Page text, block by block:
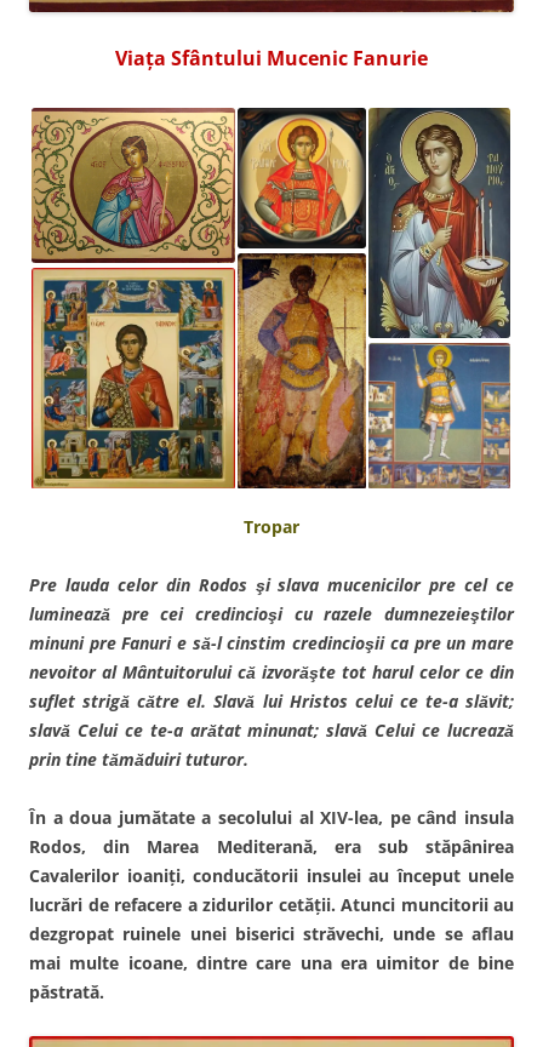
Viața Sfântului Mucenic Fanurie
Tropar
Pre lauda celor din Rodos şi slava mucenicilor pre cel ce
luminează pre cei credincioşi cu razele dumnezeieştilor
minuni pre Fanuri e să-l cinstim credincioşii ca pre un mare
nevoitor al Mântuitorului că izvorăşte tot harul celor ce din
suflet strigă către el. Slavă lui Hristos celui ce te-a slăvit;
slavă Celui ce te-a arătat minunat; slavă Celui ce lucrează
prin tine tămăduiri tuturor.
În a doua jumătate a secolului al XIV-lea, pe când insula
Rodos, din Marea Mediterană, era sub stăpânirea
Cavalerilor ioaniţi, conducătorii insulei au început unele
lucrări de refacere a zidurilor cetăţii. Atunci muncitorii au
dezgropat ruinele unei biserici străvechi, unde se aflau
mai multe icoane, dintre care una era uimitor de bine
păstrată.